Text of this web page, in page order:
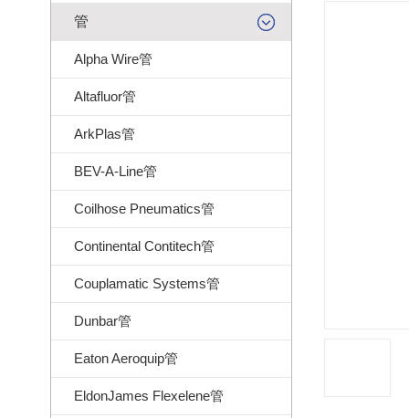
管
Alpha Wire管
Altafluor管
ArkPlas管
BEV-A-Line管
Coilhose Pneumatics管
Continental Contitech管
Couplamatic Systems管
Dunbar管
Eaton Aeroquip管
EldonJames Flexelene管